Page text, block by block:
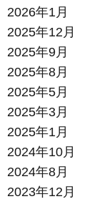
2026年1月
2025年12月
2025年9月
2025年8月
2025年5月
2025年3月
2025年1月
2024年10月
2024年8月
2023年12月